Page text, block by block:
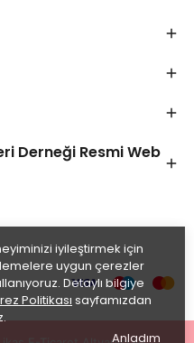
iyileştirmek için
uygun çerezler
Detaylı bilgiye
Politikası sayfamızdan
Anladım
Derneği Resmi Web